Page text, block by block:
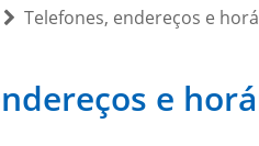
Telefones, endereços e
e